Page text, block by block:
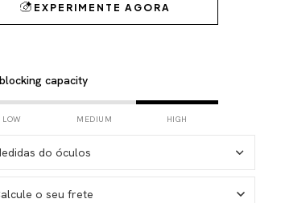
capacity
LOW MEDIUM HIGH
do óculos
o seu frete